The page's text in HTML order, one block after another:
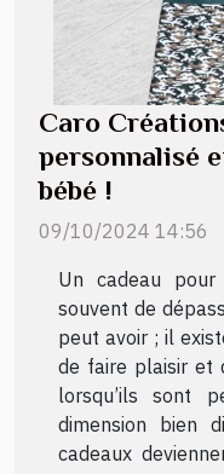
Caro
personnalisé
bébé !
09/10/2024 14:56
Un cadeau pour
souvent de
peut avoir ; il
de faire plaisir et
lorsqu’ils sont
dimension bien
cadeaux